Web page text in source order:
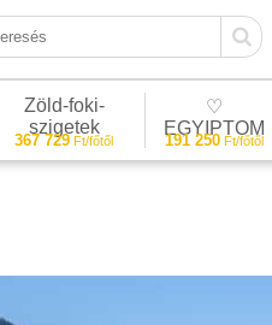
Zöld-foki-
szigetek
367 729 Ft/főtől
♡
EGYIPTOM
191 250 Ft/főtől